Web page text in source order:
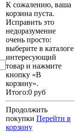
К сожалению, ваша
корзина пуста.
Исправить это
недоразумение
очень просто:
выберите в каталоге
интересующий
товар и нажмите
кнопку «В
корзину».
Итого:0 руб
Продолжить
покупки Перейти в
корзину